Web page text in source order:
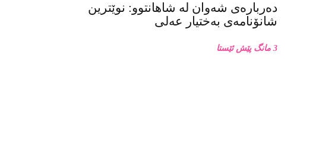
دەربارەی شەوان لە شاهانتوو: نوێترین
شانۆنامەی بەختیار عەلی
3 مانگ پێش ئێستا